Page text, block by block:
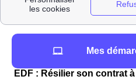
Épinay-Sur-Seine : du
EDF : Résilier son contrat
Mes